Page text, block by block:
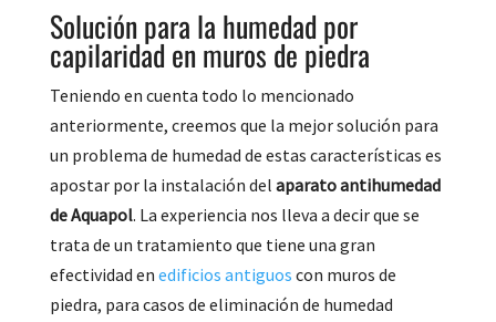
Solución para la humedad por
capilaridad en muros de piedra
Teniendo en cuenta todo lo mencionado
anteriormente, creemos que la mejor solución para
un problema de humedad de estas características es
apostar por la instalación del aparato antihumedad
de Aquapol. La experiencia nos lleva a decir que se
trata de un tratamiento que tiene una gran
efectividad en edificios antiguos con muros de
piedra, para casos de eliminación de humedad